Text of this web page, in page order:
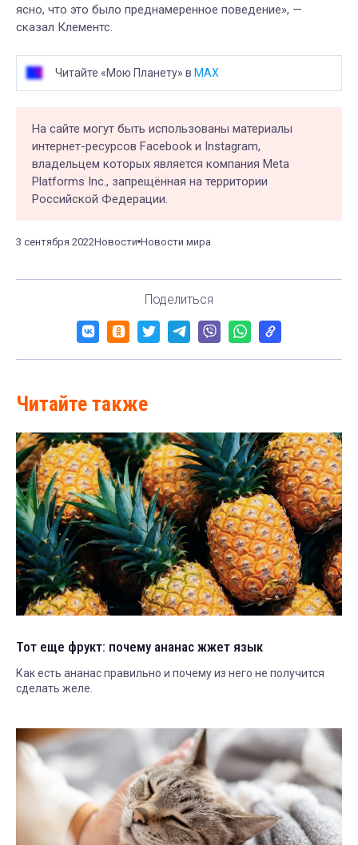
ясно, что это было преднамеренное поведение», —
сказал Клементс.
Читайте «Мою Планету» в MAX
На сайте могут быть использованы материалы
интернет-ресурсов Facebook и Instagram,
владельцем которых является компания Meta
Platforms Inc., запрещённая на территории
Российской Федерации.
3 сентября 2022Новости Новости мира
Поделиться
Читайте также
Тот еще фрукт: почему ананас жжет язык
Как есть ананас правильно и почему из него не получится
сделать желе.